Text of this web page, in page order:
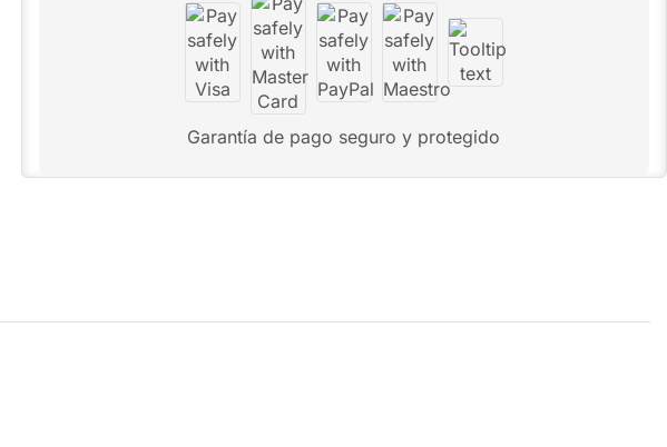
Garantía de pago seguro y protegido